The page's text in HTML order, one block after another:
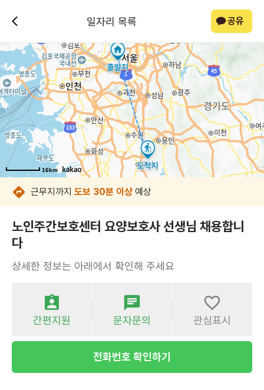
일자리 목록 공유
16km
16km
16km
16km
16km
16km
16km
16km
근무지까지 도보 30분 이상 예상
노인주간보호센터 요양보호사 선생님 채용합니
다
상세한 정보는 아래에서 확인해 주세요
간편지원 문자문의 관심표시
전화번호 확인하기